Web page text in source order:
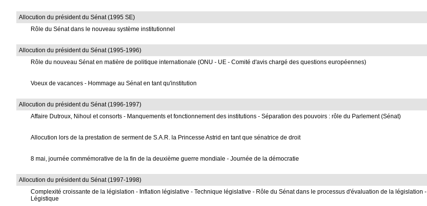
Allocution du président du Sénat (1995 SE)
Rôle du Sénat dans le nouveau système institutionnel
Allocution du président du Sénat (1995-1996)
Rôle du nouveau Sénat en matière de politique internationale (ONU - UE - Comité d'avis chargé des questions européennes)
Voeux de vacances - Hommage au Sénat en tant qu'institution
Allocution du président du Sénat (1996-1997)
Affaire Dutroux, Nihoul et consorts - Manquements et fonctionnement des institutions - Séparation des pouvoirs : rôle du Parlement (Sénat)
Allocution lors de la prestation de serment de S.A.R. la Princesse Astrid en tant que sénatrice de droit
8 mai, journée commémorative de la fin de la deuxième guerre mondiale - Journée de la démocratie
Allocution du président du Sénat (1997-1998)
Complexité croissante de la législation - Inflation législative - Technique législative - Rôle du Sénat dans le processus d'évaluation de la législation -
Légistique